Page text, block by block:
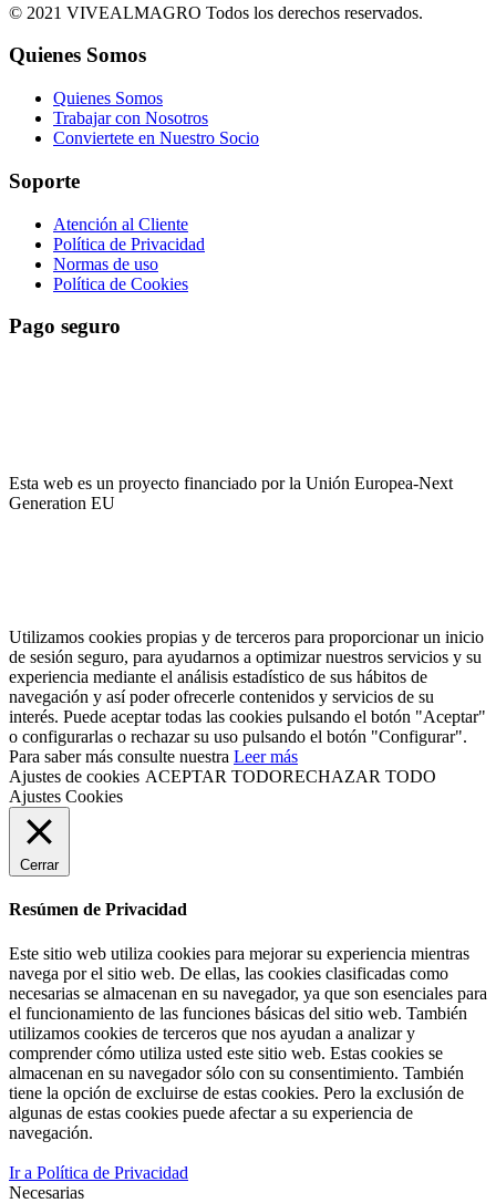
© 2021 VIVEALMAGRO Todos los derechos reservados.
Quienes Somos
Quienes Somos
Trabajar con Nosotros
Conviertete en Nuestro Socio
Soporte
Atención al Cliente
Política de Privacidad
Normas de uso
Política de Cookies
Pago seguro
Esta web es un proyecto financiado por la Unión Europea-Next
Generation EU
Utilizamos cookies propias y de terceros para proporcionar un inicio
de sesión seguro, para ayudarnos a optimizar nuestros servicios y su
experiencia mediante el análisis estadístico de sus hábitos de
navegación y así poder ofrecerle contenidos y servicios de su
interés. Puede aceptar todas las cookies pulsando el botón "Aceptar"
o configurarlas o rechazar su uso pulsando el botón "Configurar".
Para saber más consulte nuestra Leer más
Ajustes de cookies ACEPTAR TODORECHAZAR TODO
Ajustes Cookies
Cerrar
Resúmen de Privacidad
Este sitio web utiliza cookies para mejorar su experiencia mientras
navega por el sitio web. De ellas, las cookies clasificadas como
necesarias se almacenan en su navegador, ya que son esenciales para
el funcionamiento de las funciones básicas del sitio web. También
utilizamos cookies de terceros que nos ayudan a analizar y
comprender cómo utiliza usted este sitio web. Estas cookies se
almacenan en su navegador sólo con su consentimiento. También
tiene la opción de excluirse de estas cookies. Pero la exclusión de
algunas de estas cookies puede afectar a su experiencia de
navegación.
Ir a Política de Privacidad
Necesarias